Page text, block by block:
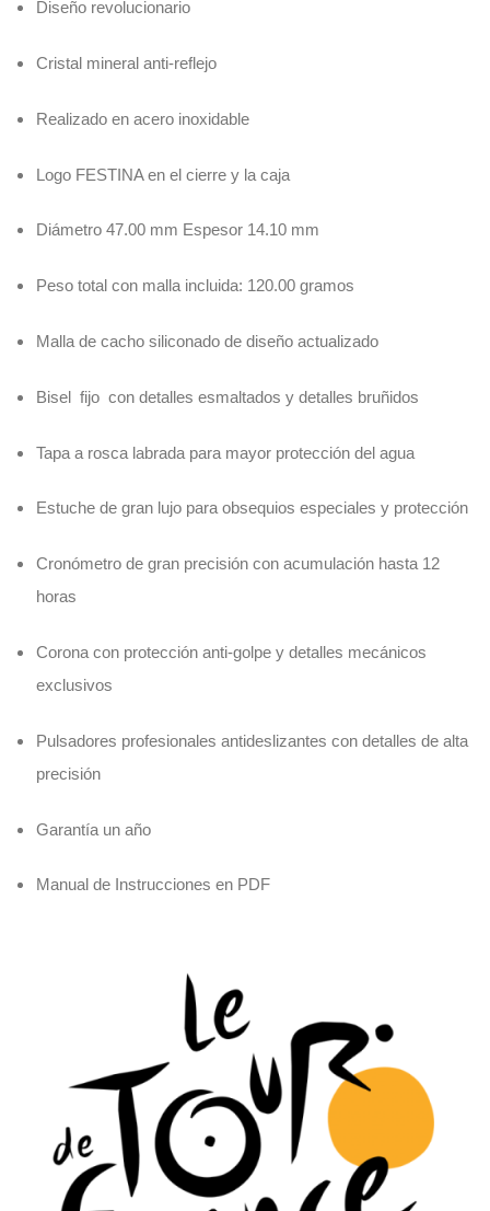
Diseño revolucionario
Cristal mineral anti-reflejo
Realizado en acero inoxidable
Logo FESTINA en el cierre y la caja
Diámetro 47.00 mm Espesor 14.10 mm
Peso total con malla incluida: 120.00 gramos
Malla de cacho siliconado de diseño actualizado
Bisel fijo con detalles esmaltados y detalles bruñidos
Tapa a rosca labrada para mayor protección del agua
Estuche de gran lujo para obsequios especiales y protección
Cronómetro de gran precisión con acumulación hasta 12
horas
Corona con protección anti-golpe y detalles mecánicos
exclusivos
Pulsadores profesionales antideslizantes con detalles de alta
precisión
Garantía un año
Manual de Instrucciones en PDF